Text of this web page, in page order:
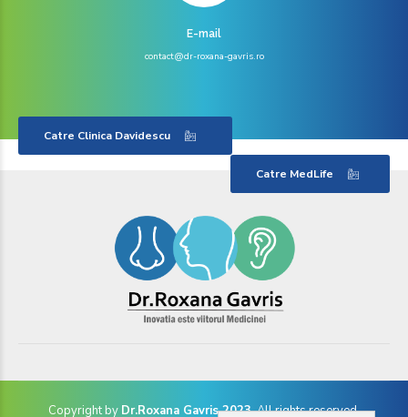
E-mail
contact@dr-roxana-gavris.ro
Catre Clinica Davidescu
Catre MedLife
Copyright by Dr.Roxana Gavris 2023. All rights reserved.